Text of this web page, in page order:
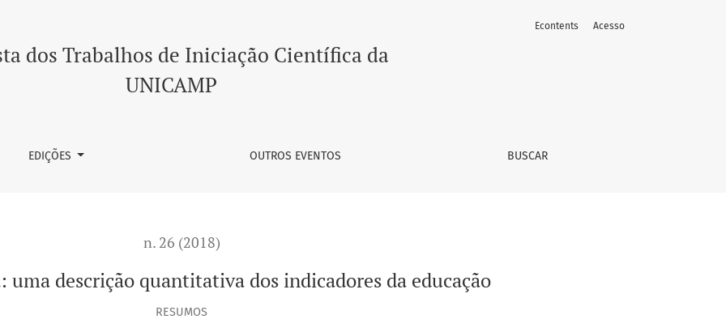
indicadores da educação
dos Trabalhos de Iniciação Científica da
UNICAMP
EDIÇÕES OUTROS EVENTOS BUSCAR
Econtents Acesso
n. 26 (2018)
uma descrição quantitativa dos indicadores da educação
RESUMOS